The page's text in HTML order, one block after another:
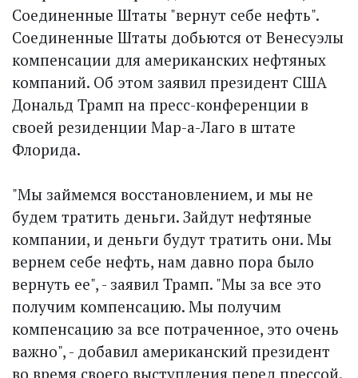
Соединенные Штаты "вернут себе нефть".
Соединенные Штаты добьются от Венесуэлы
компенсации для американских нефтяных
компаний. Об этом заявил президент США
Дональд Трамп на пресс-конференции в
своей резиденции Мар-а-Лаго в штате
Флорида.
"Мы займемся восстановлением, и мы не
будем тратить деньги. Зайдут нефтяные
компании, и деньги будут тратить они. Мы
вернем себе нефть, нам давно пора было
вернуть ее", - заявил Трамп. "Мы за все это
получим компенсацию. Мы получим
компенсацию за все потраченное, это очень
важно", - добавил американский президент
во время своего выступления перед прессой.